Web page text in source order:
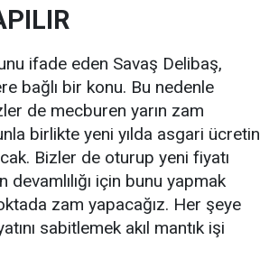
ifade eden Savaş Delibaş,
bağlı bir konu. Bu nedenle
de mecburen yarın zam
birlikte yeni yılda asgari ücretin
Bizler de oturup yeni fiyatı
devamlılığı için bunu yapmak
zam yapacağız. Her şeye
sabitlemek akıl mantık işi